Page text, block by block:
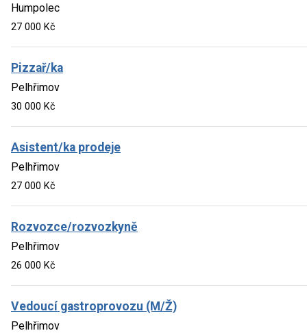
Humpolec
27 000 Kč
Pizzař/ka
Pelhřimov
30 000 Kč
Asistent/ka prodeje
Pelhřimov
27 000 Kč
Rozvozce/rozvozkyně
Pelhřimov
26 000 Kč
Vedoucí gastroprovozu (M/Ž)
Pelhřimov